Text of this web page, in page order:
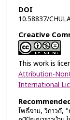
DOI
10.58837/
Creative
This work is
Attribution-
International
โพธิ์งาม, วิภาวดี,